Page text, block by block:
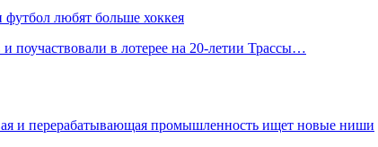
футбол любят больше хоккея
поучаствовали в лотерее на 20-летии Трассы…
и перерабатывающая промышленность ищет новые ниши